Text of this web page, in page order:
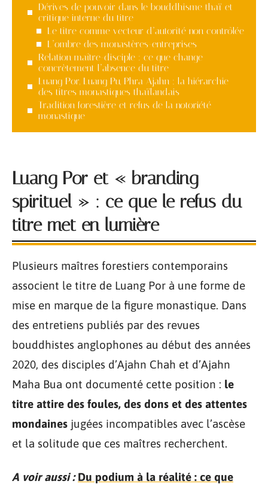
Dérives de pouvoir dans le bouddhisme thaï et
critique interne du titre
Le titre comme vecteur d’autorité non contrôlée
L’ombre des monastères-entreprises
Relation maître-disciple : ce que change
concrètement l’absence du titre
Luang Por, Luang Pu, Phra Ajahn : la hiérarchie
des titres monastiques thaïlandais
Tradition forestière et refus de la notoriété
monastique
Luang Por et « branding
spirituel » : ce que le refus du
titre met en lumière
Plusieurs maîtres forestiers contemporains
associent le titre de Luang Por à une forme de
mise en marque de la figure monastique. Dans
des entretiens publiés par des revues
bouddhistes anglophones au début des années
2020, des disciples d’Ajahn Chah et d’Ajahn
Maha Bua ont documenté cette position : le
titre attire des foules, des dons et des attentes
mondaines jugées incompatibles avec l’ascèse
et la solitude que ces maîtres recherchent.
A voir aussi : Du podium à la réalité : ce que